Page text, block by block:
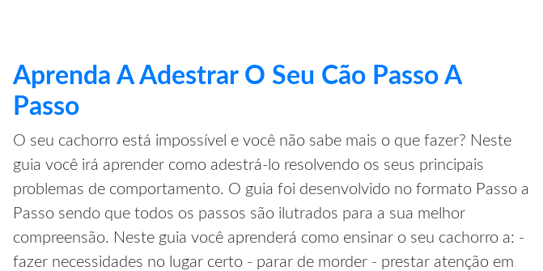
Aprenda A Adestrar O Seu Cão Passo A
Passo
O seu cachorro está impossível e você não sabe mais o que fazer? Neste
guia você irá aprender como adestrá-lo resolvendo os seus principais
problemas de comportamento. O guia foi desenvolvido no formato Passo a
Passo sendo que todos os passos são ilutrados para a sua melhor
compreensão. Neste guia você aprenderá como ensinar o seu cachorro a: -
fazer necessidades no lugar certo - parar de morder - prestar atenção em